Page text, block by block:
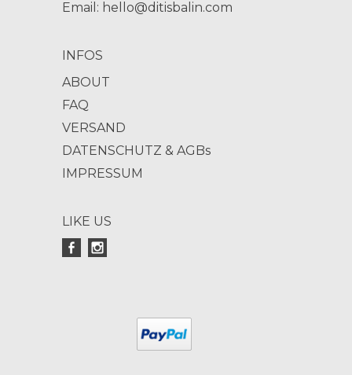
Email: hello@ditisbalin.com
INFOS
ABOUT
FAQ
VERSAND
DATENSCHUTZ & AGBs
IMPRESSUM
LIKE US